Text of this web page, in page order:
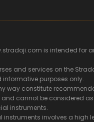
is intended for
and services on the
purposes only.
way constitute
cannot be considered
instruments.
involves a high